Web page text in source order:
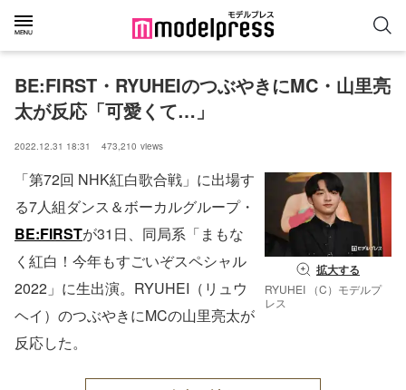
BE:FIRST・RYUHEIのつぶやきにMC・山里亮
太が反応「可愛くて…」
2022.12.31 18:31 473,210 views
拡大する
RYUHEI （C）モデルプ
レス
「第72回 NHK紅白歌合戦」に出場す
る7人組ダンス＆ボーカルグループ・
BE:FIRSTが31日、同局系「まもな
く紅白！今年もすごいぞスペシャル
2022」に生出演。RYUHEI（リュウ
ヘイ）のつぶやきにMCの山里亮太が
反応した。